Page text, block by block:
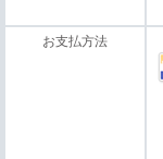
お支払方法